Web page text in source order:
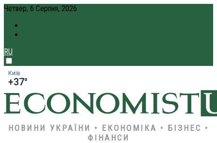
Четвер, 6 Серпня, 2026
RU
Київ
+37°
НОВИНИ УКРАЇНИ • ЕКОНОМІКА • БІЗНЕС •
ФІНАНСИ